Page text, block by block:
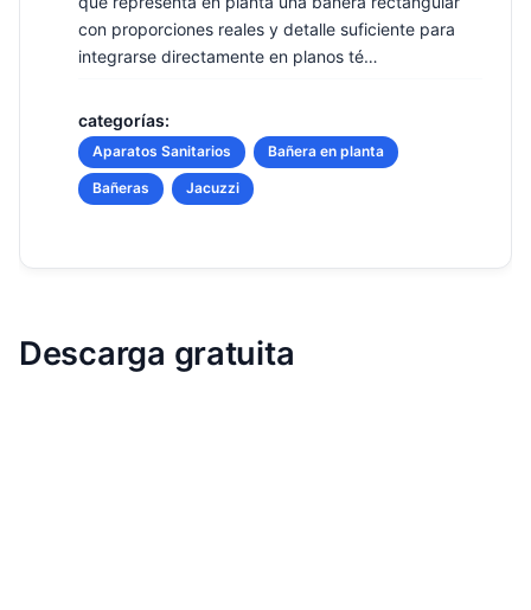
con proporciones reales y detalle suficiente para
integrarse directamente en planos té…
categorías:
Aparatos Sanitarios Bañera en planta
Bañeras Jacuzzi
Descarga gratuita